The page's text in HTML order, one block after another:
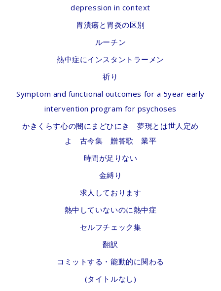
depression in context
胃潰瘍と胃炎の区別
ルーチン
熱中症にインスタントラーメン
祈り
Symptom and functional outcomes for a 5year early
intervention program for psychoses
かきくらす心の闇にまどひにき 夢現とは世人定め
よ 古今集 贈答歌 業平
時間が足りない
金縛り
求人しております
熱中していないのに熱中症
セルフチェック集
翻訳
コミットする・能動的に関わる
(タイトルなし)